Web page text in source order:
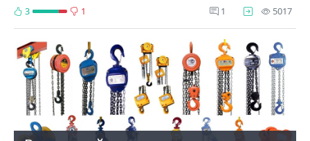
3 1 1 5017